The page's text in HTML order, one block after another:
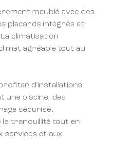
meublé avec des
placards intégrés et
climatisation
agréable tout au
d'installations
une piscine, des
sécurisé.
la tranquillité tout en
services et aux